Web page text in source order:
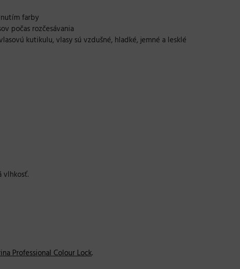
farby
počas rozčesávania
kutikulu, vlasy sú vzdušné, hladké, jemné a lesklé
vlhkosť.
Professional Colour Lock.